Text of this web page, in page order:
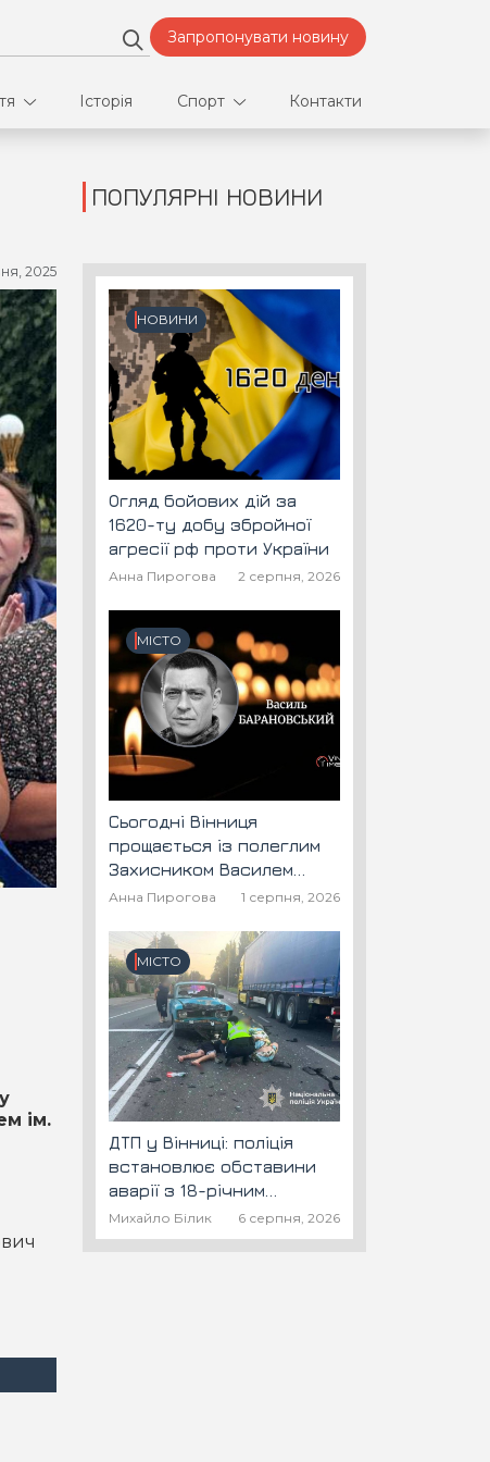
Запропонувати новину
Історія Спорт
Футбол
Контакти
2025
ім.
ПОПУЛЯРНІ НОВИНИ
НОВИНИ
Огляд бойових дій за
1620-ту добу збройної
агресії рф проти України
Анна Пирогова 2 серпня, 2026
МІСТО
Сьогодні Вінниця
прощається із полеглим
Захисником Василем
Барановським "Шторм"
Анна Пирогова 1 серпня, 2026
МІСТО
ДТП у Вінниці: поліція
встановлює обставини
аварії з 18-річним
скутеристом
Михайло Білик 6 серпня, 2026